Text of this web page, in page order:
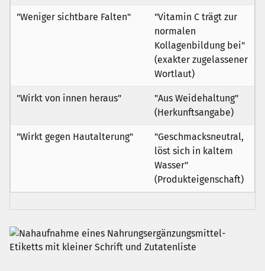
"Weniger sichtbare Falten"
"Vitamin C trägt zur
normalen
Kollagenbildung bei"
(exakter zugelassener
Wortlaut)
"Wirkt von innen heraus"
"Aus Weidehaltung"
(Herkunftsangabe)
"Wirkt gegen Hautalterung"
"Geschmacksneutral,
löst sich in kaltem
Wasser"
(Produkteigenschaft)